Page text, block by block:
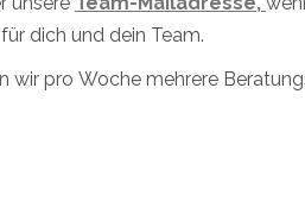
dich und dein Team.
wir pro Woche mehrere